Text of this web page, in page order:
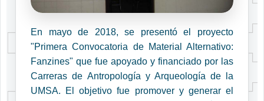
En mayo de 2018, se presentó el proyecto
"Primera Convocatoria de Material Alternativo:
Fanzines" que fue apoyado y financiado por las
Carreras de Antropología y Arqueología de la
UMSA. El objetivo fue promover y generar el